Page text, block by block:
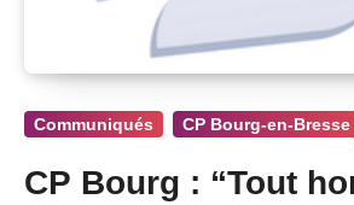
Communiqués CP Bourg-en-Bresse
CP Bourg : “Tout